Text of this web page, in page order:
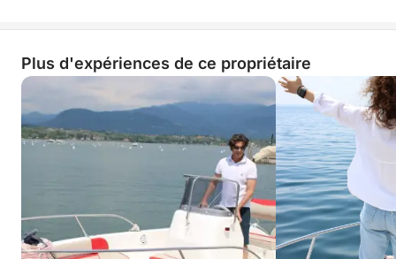
Plus d'expériences de ce propriétaire